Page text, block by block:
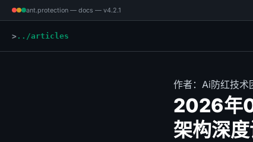
ant.protection — docs — v4.2.1
../articles
作者：Ai防红技
2026年
架构深